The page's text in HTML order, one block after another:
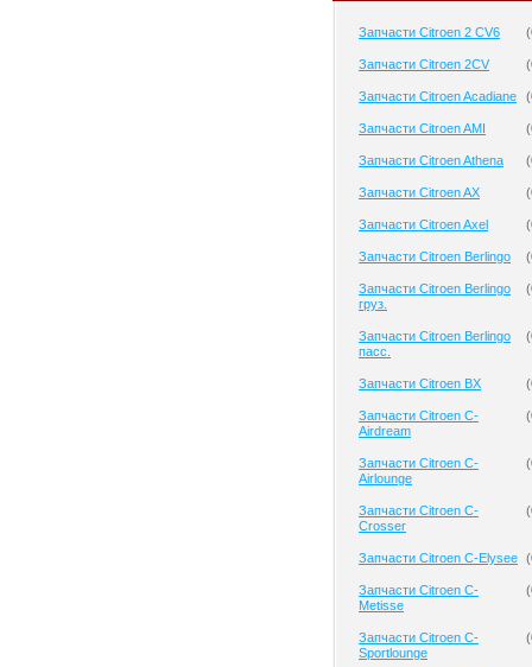
Запчасти Citroen 2 CV6 (
Запчасти Citroen 2CV (
Запчасти Citroen Acadiane (
Запчасти Citroen AMI (
Запчасти Citroen Athena (
Запчасти Citroen AX (
Запчасти Citroen Axel (
Запчасти Citroen Berlingo (
Запчасти Citroen Berlingo
груз.
(
Запчасти Citroen Berlingo
пасс.
(
Запчасти Citroen BX (
Запчасти Citroen C-
Airdream
(
Запчасти Citroen C-
Airlounge
(
Запчасти Citroen C-
Crosser
(
Запчасти Citroen C-Elysee (
Запчасти Citroen C-
Metisse
(
Запчасти Citroen C-
Sportlounge
(